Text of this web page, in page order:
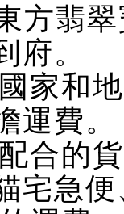
方翡
府。
家和
運費。
合的
宅急